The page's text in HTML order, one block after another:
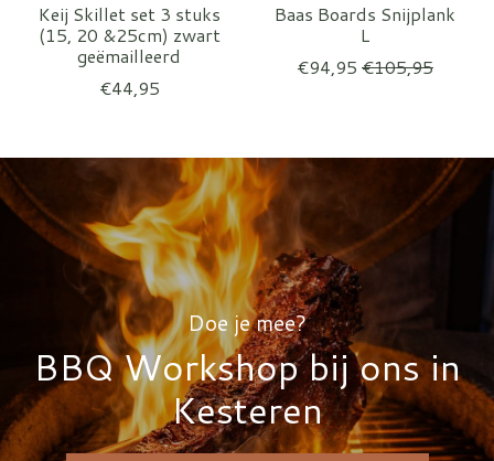
Keij Skillet set 3 stuks
(15, 20 &25cm) zwart
geëmailleerd
€44,95
Baas Boards Snijplank
L
€94,95 €105,95
Doe je mee?
BBQ Workshop bij ons in
Kesteren